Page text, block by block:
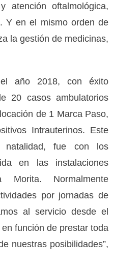
atención oftalmológica,
Y en el mismo orden de
la gestión de medicinas,
año 2018, con éxito
20 casos ambulatorios
de 1 Marca Paso,
Intrauterinos. Este
fue con los
en las instalaciones
Normalmente
por jornadas de
al servicio desde el
función de prestar toda
nuestras posibilidades”,